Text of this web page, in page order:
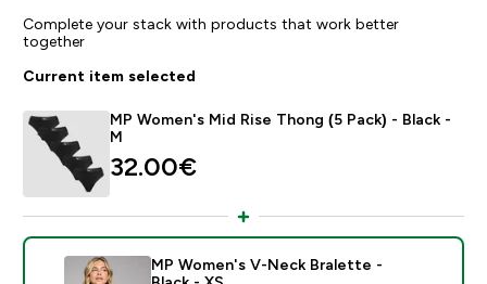
Complete your stack with products that work better
together
Current item selected
MP Women's Mid Rise Thong (5 Pack) - Black -
M
32.00€‎
MP Women's V-Neck Bralette -